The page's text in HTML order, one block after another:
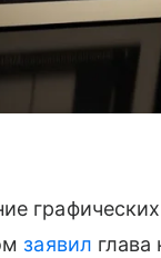
заявил